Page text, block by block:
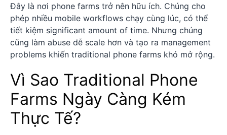
Đây là nơi phone farms trở nên hữu ích. Chúng cho
phép nhiều mobile workflows chạy cùng lúc, có thể
tiết kiệm significant amount of time. Nhưng chúng
cũng làm abuse dễ scale hơn và tạo ra management
problems khiến traditional phone farms khó mở rộng.
Vì Sao Traditional Phone
Farms Ngày Càng Kém
Thực Tế?